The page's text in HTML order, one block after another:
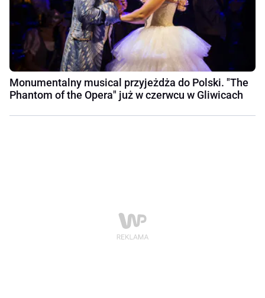
Monumentalny musical przyjeżdża do Polski. "The
Phantom of the Opera" już w czerwcu w Gliwicach